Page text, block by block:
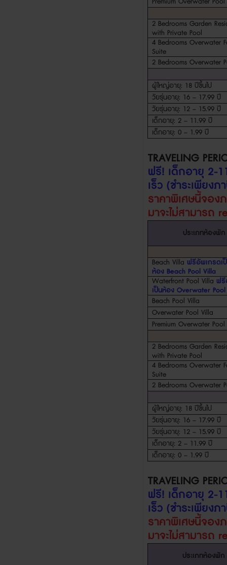
2 Bedrooms Garden
with Private Pool
4 Bedrooms Overwater
Suite
2 Bedrooms Overwater
ผู้ใหญ่อายุ: 18 ปีขึ้นไป
วัยรุ่นอายุ: 16 – 17.99 ปี
วัยรุ่นอายุ: 12 – 15.99 ปี
เด็กอายุ: 2 – 11.99 ปี
เด็กอายุ: 0 – 1.99 ปี
TRAVELING
ฟรี! เด็กอายุ 2-
เร็ว (ชำระเพียง
ราคาพิเศษนี้จอง
มาจะไม่สามารถ
ประเภทห้องพัก
Beach Villa ฟรีอัพเกรดเ
ห้อง Beach Pool Villa
Waterfront Pool Villa ฟรี
เป็นห้อง Overwater
Beach Pool Villa
Overwater Pool Villa
Premium Overwater
2 Bedrooms Garden
with Private Pool
4 Bedrooms Overwater
Suite
2 Bedrooms Overwater
ผู้ใหญ่อายุ: 18 ปีขึ้นไป
วัยรุ่นอายุ: 16 – 17.99 ปี
วัยรุ่นอายุ: 12 – 15.99 ปี
เด็กอายุ: 2 – 11.99 ปี
เด็กอายุ: 0 – 1.99 ปี
TRAVELING
ฟรี! เด็กอายุ 2-
เร็ว (ชำระเพียง
ราคาพิเศษนี้จอง
มาจะไม่สามารถ
ประเภทห้องพัก